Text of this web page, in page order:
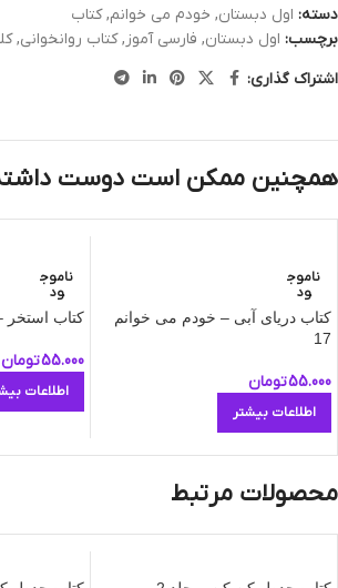
دسته: اول دبستان, خودم می خوانم, کتاب
برچسب: اول دبستان, فارسی آموز, کتاب روانخوانی,
اشتراک گذاری:
همچنین ممکن است دوست
ناموج
ود
کتاب دریای آبی – خودم می‌ خوانم
17
55.000تومان
اطلاعات بیشتر
ناموج
ود
کتاب استخر
55.000تومان
اطلاعات
محصولات مرتبط